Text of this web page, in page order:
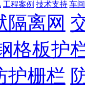
工程案例 技术支持 车
隔离网
格板护
护栅栏